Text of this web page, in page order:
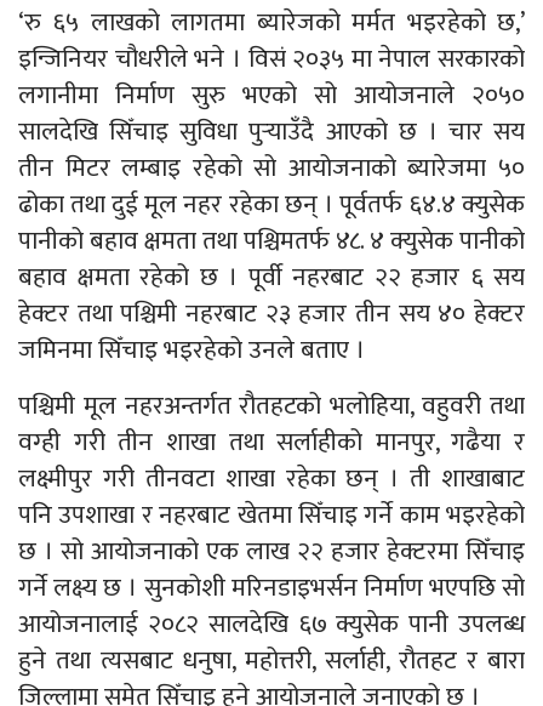
‘रु ६५ लाखको लागतमा ब्यारेजको मर्मत भइरहेको छ,’
इन्जिनियर चौधरीले भने । विसं २०३५ मा नेपाल सरकारको
लगानीमा निर्माण सुरु भएको सो आयोजनाले २०५०
सालदेखि सिँचाइ सुविधा पुर्‍याउँदै आएको छ । चार सय
तीन मिटर लम्बाइ रहेको सो आयोजनाको ब्यारेजमा ५०
ढोका तथा दुई मूल नहर रहेका छन् । पूर्वतर्फ ६४.४ क्युसेक
पानीको बहाव क्षमता तथा पश्चिमतर्फ ४८. ४ क्युसेक पानीको
बहाव क्षमता रहेको छ । पूर्वी नहरबाट २२ हजार ६ सय
हेक्टर तथा पश्चिमी नहरबाट २३ हजार तीन सय ४० हेक्टर
जमिनमा सिँचाइ भइरहेको उनले बताए ।
पश्चिमी मूल नहरअन्तर्गत रौतहटको भलोहिया, वहुवरी तथा
वग्ही गरी तीन शाखा तथा सर्लाहीको मानपुर, गढैया र
लक्ष्मीपुर गरी तीनवटा शाखा रहेका छन् । ती शाखाबाट
पनि उपशाखा र नहरबाट खेतमा सिँचाइ गर्ने काम भइरहेको
छ । सो आयोजनाको एक लाख २२ हजार हेक्टरमा सिँचाइ
गर्ने लक्ष्य छ । सुनकोशी मरिनडाइभर्सन निर्माण भएपछि सो
आयोजनालाई २०८२ सालदेखि ६७ क्युसेक पानी उपलब्ध
हुने तथा त्यसबाट धनुषा, महोत्तरी, सर्लाही, रौतहट र बारा
जिल्लामा समेत सिँचाइ हुने आयोजनाले जनाएको छ ।